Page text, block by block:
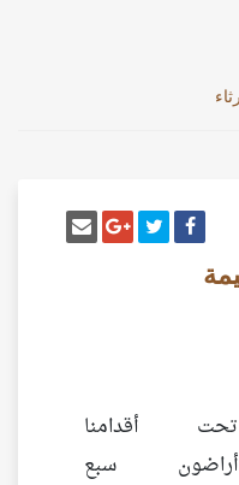
شارك على فيسبوك
أنشر تغريدةشارك على
تحت أقدامنا
أراضون سبع